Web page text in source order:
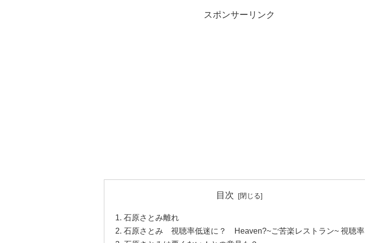
スポンサーリンク
目次
石原さとみ離れ
石原さとみ 視聴率低迷に？ Heaven?~ご苦楽レストラン~ 視聴率